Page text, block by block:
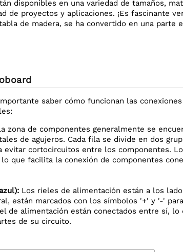
disponibles en una variedad de tamaños,
de proyectos y aplicaciones. ¡Es fascinante
de madera, se ha convertido en una parte
saber cómo funcionan las
zona de componentes generalmente se
de agujeros. Cada fila se divide en dos
evitar cortocircuitos entre los componentes.
que facilita la conexión de componentes
Los rieles de alimentación están a los
están marcados con los símbolos '+' y '-'
de alimentación están conectados entre sí,
de su circuito.